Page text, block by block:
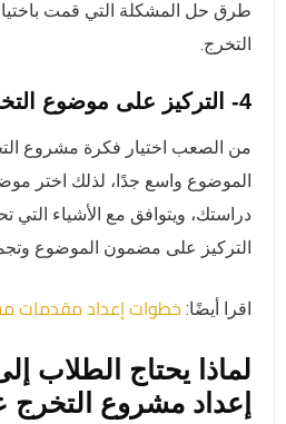
طرق حل المشكلة التي قمت
التخرج.
4- التركيز على موضوع التخرج
من الصعب اختيار فكرة مشروع
الموضوع واسع جدًا، لذلك اختر
دراستك، ويتوافق مع الأشياء
التركيز على مضمون الموضوع
اقرا أيضًا: خطوات إعداد مقدمات
لماذا يحتاج الطلاب
إعداد مشروع